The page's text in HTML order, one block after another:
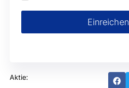
Einreichen
Aktie: